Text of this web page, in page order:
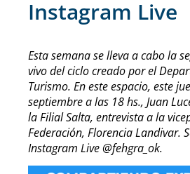
Instagram Live
Esta semana se lleva a cabo la
vivo del ciclo creado por el
Turismo. En este espacio, este
septiembre a las 18 hs., Juan
la Filial Salta, entrevista a la
Federación, Florencia Landivar.
Instagram Live @fehgra_ok.